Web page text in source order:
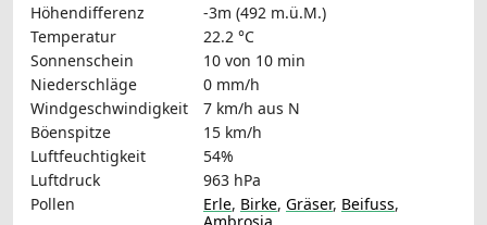
Höhendifferenz
-3m (492 m.ü.M.)
Temperatur
22.2 °C
Sonnenschein
10 von 10 min
Niederschläge
0 mm/h
Windgeschwindigkeit
7 km/h aus N
Böenspitze
15 km/h
Luftfeuchtigkeit
54%
Luftdruck
963 hPa
Pollen
Erle, Birke, Gräser, Beifuss,